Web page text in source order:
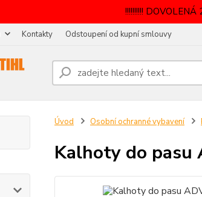
!!!!!!!!!! DOVOLENÁ
Kontakty Odstoupení od kupní smlouvy
Úvod Osobní ochranné vybavení
Kalhoty do pasu